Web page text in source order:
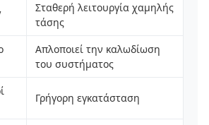
Σταθερή λειτουργία χαμηλής
τάσης
Απλοποιεί την καλωδίωση
του συστήματος
Γρήγορη εγκατάσταση